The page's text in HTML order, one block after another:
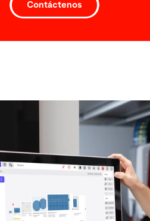
Contáctenos